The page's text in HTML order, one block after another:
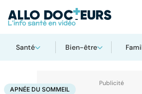
Santé Bien-être
AccueilSantéApnée du sommeil
APNÉE DU SOMMEIL